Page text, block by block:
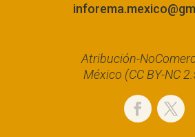
Atribución-
México (CC BY-NC